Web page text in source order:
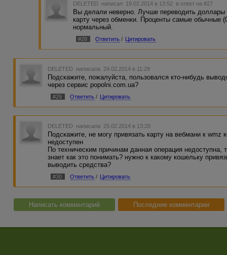
DELETED написал 19.02.2014 в 13:52 в ответ на #27
Вы делали неверно. Лучше переводить доллары
карту через обменки. Проценты самые обычные
нормальный.
#28 Ответить / Цитировать
DELETED написала 24.02.2014 в 11:29
Подскажите, пожалуйста, пользовался кто-нибудь
через сервис popolni.com.ua?
#29 Ответить / Цитировать
DELETED написала 25.02.2014 в 13:20
Подскажите, не могу привязать карту на вебмани к
недоступен
По техническим причинам данная операция недоступна,
знает как это понимать? нужно к какому кошельку
выводить средства?
#30 Ответить / Цитировать
Написать комментарий Последние комментарии